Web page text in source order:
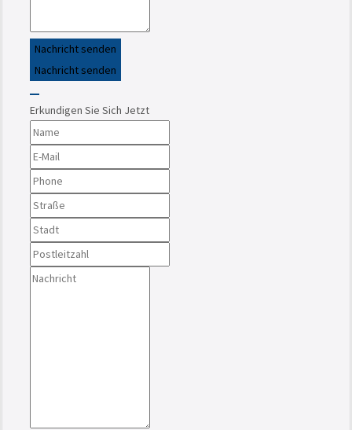
Nachricht senden
Nachricht senden
Erkundigen Sie Sich Jetzt